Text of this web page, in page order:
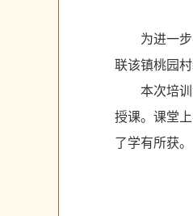
为进一
联该镇桃园
本次培
授课。课堂
了学有所获。